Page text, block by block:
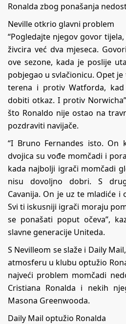
Ronalda zbog ponašanja
Neville otkrio glavni problem
“Pogledajte njegov govor
živcira već dva mjeseca.
ove sezone, kada je poslije
pobjegao u svlačionicu. Opet
terena i protiv Watforda,
dobiti otkaz. I protiv
što Ronaldo nije ostao na
pozdraviti navijače.
“I Bruno Fernandes isto. On
dvojica su vođe momčadi i
kada najbolji igrači momčadi
nisu dovoljno dobri. S
Cavanija. On je uz te mladiće
Svi ti iskusniji igrači moraju
se ponašati poput očeva”,
slavne generacije Uniteda.
S Nevilleom se slaže i Daily
atmosferu u klubu optužio
najveći problem momčadi
Cristiana Ronalda i nekih
Masona Greenwooda.
Daily Mail optužio Ronalda